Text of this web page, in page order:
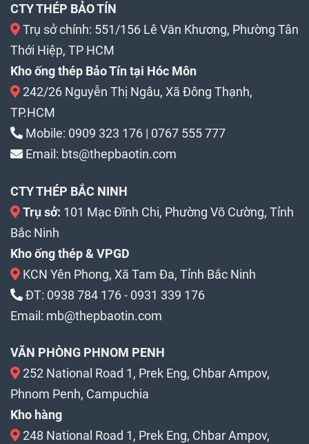
CTY THÉP BẢO TÍN
Trụ sở chính: 551/156 Lê Văn Khương, Phường Tân
Thới Hiệp, TP HCM
Kho ống thép Bảo Tín tại Hóc Môn
242/26 Nguyễn Thị Ngâu, Xã Đông Thạnh,
TP.HCM
Mobile: 0909 323 176 | 0767 555 777
Email: bts@thepbaotin.com
CTY THÉP BẮC NINH
Trụ sở: 101 Mạc Đĩnh Chi, Phường Võ Cường, Tỉnh
Bắc Ninh
Kho ống thép & VPGD
KCN Yên Phong, Xã Tam Đa, Tỉnh Bắc Ninh
ĐT: 0938 784 176- 0931 339 176
Email: mb@thepbaotin.com
VĂN PHÒNG PHNOM PENH
252 National Road 1, Prek Eng, Chbar Ampov,
Phnom Penh, Campuchia
Kho hàng
248 National Road 1, Prek Eng, Chbar Ampov,